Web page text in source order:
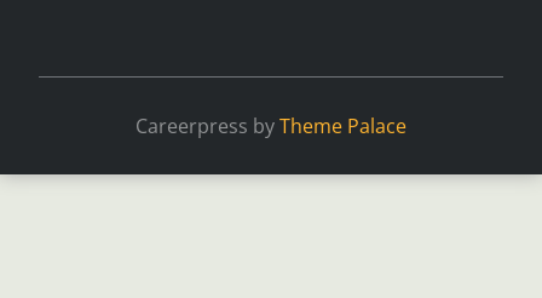
Careerpress byTheme Palace